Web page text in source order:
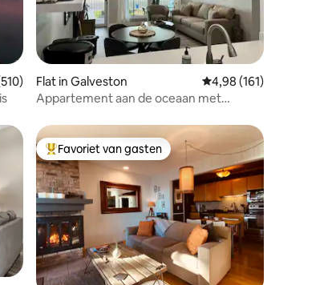
beoordeling van 4,95 op 5, 510 recensies
Flat in Galveston Gemiddelde
4,98 (161)
Appartement aan de oceaan met
Topfavoriet van gasten
Favoriet van gasten